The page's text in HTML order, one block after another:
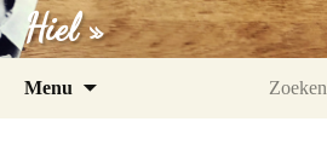
Hiel »
Menu